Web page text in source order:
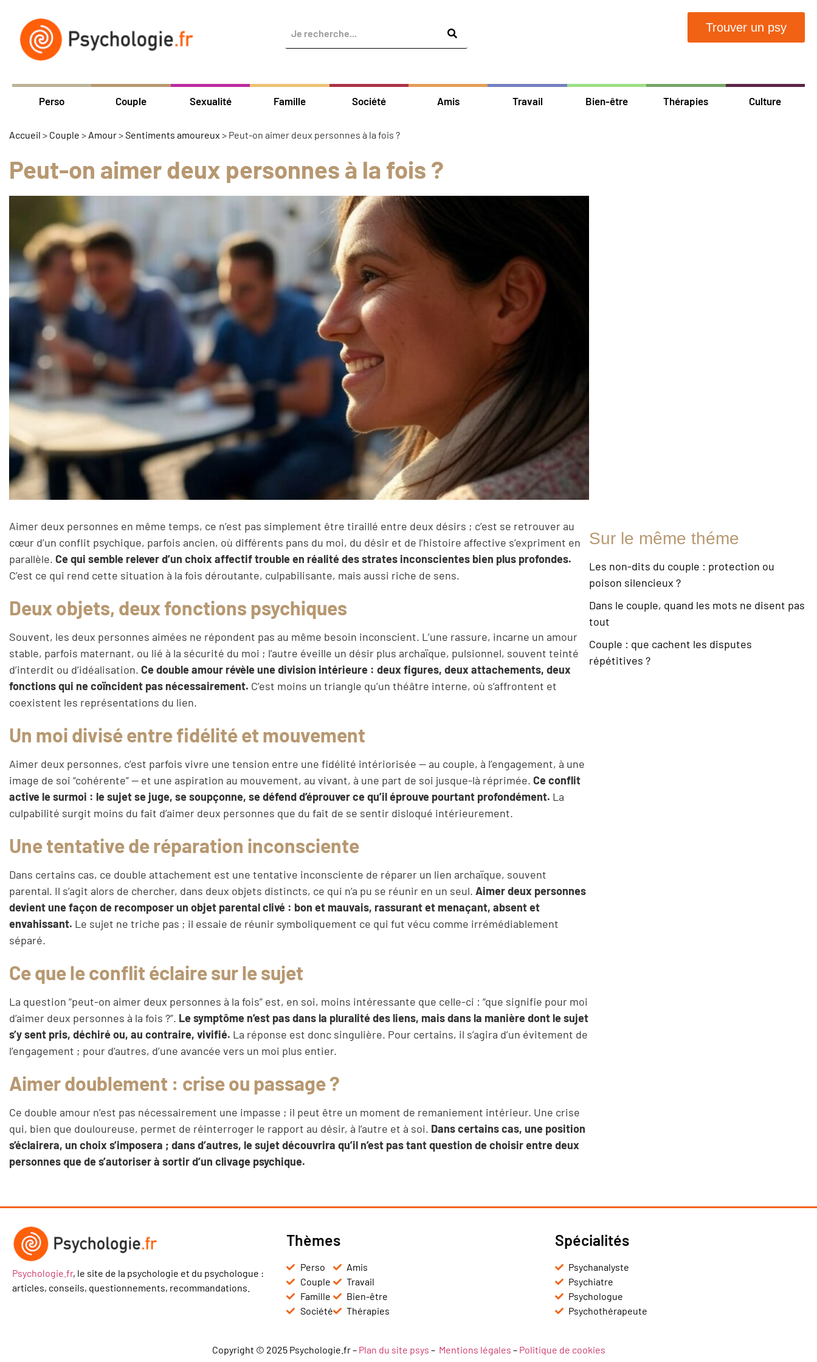
Trouver un psy
Perso Couple Sexualité Famille Société Amis Travail Bien-être Thérapies Culture
Accueil > Couple > Amour>Sentiments amoureux > Peut-on aimer deux personnes à la fois ?
Peut-on aimer deux personnes à la fois ?
Aimer deux personnes en même temps, ce n’est pas simplement être tiraillé entre deux désirs ; c’est se retrouver au
cœur d’un conflit psychique, parfois ancien, où différents pans du moi, du désir et de l’histoire affective s’expriment en
parallèle. Ce qui semble relever d’un choix affectif trouble en réalité des strates inconscientes bien plus profondes.
C’est ce qui rend cette situation à la fois déroutante, culpabilisante, mais aussi riche de sens.
Deux objets, deux fonctions psychiques
Souvent, les deux personnes aimées ne répondent pas au même besoin inconscient. L’une rassure, incarne un amour
stable, parfois maternant, ou lié à la sécurité du moi ; l’autre éveille un désir plus archaïque, pulsionnel, souvent teinté
d’interdit ou d’idéalisation. Ce double amour révèle une division intérieure : deux figures, deux attachements, deux
fonctions qui ne coïncident pas nécessairement. C’est moins un triangle qu’un théâtre interne, où s’affrontent et
coexistent les représentations du lien.
Un moi divisé entre fidélité et mouvement
Aimer deux personnes, c’est parfois vivre une tension entre une fidélité intériorisée — au couple, à l’engagement, à une
image de soi “cohérente” — et une aspiration au mouvement, au vivant, à une part de soi jusque-là réprimée. Ce conflit
active le surmoi : le sujet se juge, se soupçonne, se défend d’éprouver ce qu’il éprouve pourtant profondément. La
culpabilité surgit moins du fait d’aimer deux personnes que du fait de se sentir disloqué intérieurement.
Une tentative de réparation inconsciente
Dans certains cas, ce double attachement est une tentative inconsciente de réparer un lien archaïque, souvent
parental. Il s’agit alors de chercher, dans deux objets distincts, ce qui n’a pu se réunir en un seul. Aimer deux personnes
devient une façon de recomposer un objet parental clivé : bon et mauvais, rassurant et menaçant, absent et
envahissant. Le sujet ne triche pas ; il essaie de réunir symboliquement ce qui fut vécu comme irrémédiablement
séparé.
Ce que le conflit éclaire sur le sujet
La question “peut-on aimer deux personnes à la fois” est, en soi, moins intéressante que celle-ci : “que signifie pour moi
d’aimer deux personnes à la fois ?”. Le symptôme n’est pas dans la pluralité des liens, mais dans la manière dont le sujet
s’y sent pris, déchiré ou, au contraire, vivifié. La réponse est donc singulière. Pour certains, il s’agira d’un évitement de
l’engagement ; pour d’autres, d’une avancée vers un moi plus entier.
Aimer doublement : crise ou passage ?
Ce double amour n’est pas nécessairement une impasse ; il peut être un moment de remaniement intérieur. Une crise
qui, bien que douloureuse, permet de réinterroger le rapport au désir, à l’autre et à soi. Dans certains cas, une position
s’éclairera, un choix s’imposera ; dans d’autres, le sujet découvrira qu’il n’est pas tant question de choisir entre deux
personnes que de s’autoriser à sortir d’un clivage psychique.
Sur le même théme
Les non-dits du couple : protection ou
poison silencieux ?
Dans le couple, quand les mots ne disent pas
tout
Couple : que cachent les disputes
répétitives ?
Psychologie.fr, le site de la psychologie et du psychologue :
articles, conseils, questionnements, recommandations.
Thèmes
Perso
Couple
Famille
Société
Amis
Travail
Bien-être
Thérapies
Spécialités
Psychanalyste
Psychiatre
Psychologue
Psychothérapeute
Copyright © 2025 Psychologie.fr – Plan du site psys – Mentions légales – Politique de cookies